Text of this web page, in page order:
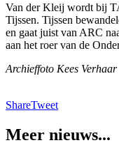
Van der Kleij wordt bij
Tijssen. Tijssen
en gaat juist van ARC
aan het roer van de
Archieffoto Kees Verhaar
ShareTweet
Meer nieuws...